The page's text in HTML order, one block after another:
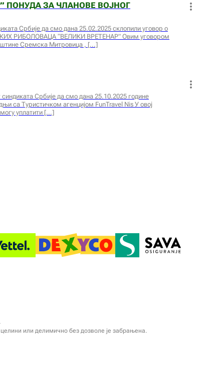
ПОНУДА ЗА ЧЛАНОВЕ ВОЈНОГ
Србије да смо дана 25.02.2025 склопили уговор о
РИБОЛОВАЦА “ВЕЛИКИ ВРЕТЕНАР” Овим уговором
Сремска Митровица ,
Србије да смо дана 25.10.2025 године
са Туристичком агенцијом FunTravel Nis У овој
уплатити
или делимично без дозволе је забрањена.